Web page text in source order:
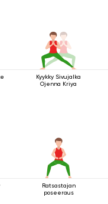
Kyykky Sivujalka
Ojenna Kriya
Ratsastajan
poseeraus